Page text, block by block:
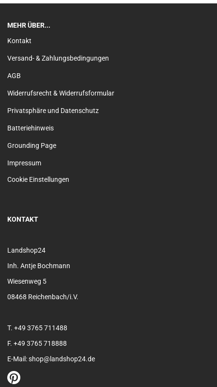
MEHR ÜBER...
Kontakt
Versand- & Zahlungsbedingungen
AGB
Widerrufsrecht & Widerrufsformular
Privatsphäre und Datenschutz
Batteriehinweis
Grounding Page
Impressum
Cookie Einstellungen
KONTAKT
Landshop24
Inh. Antje Bochmann
Wiesenweg 5
08468 Reichenbach/i.V.
T. +49 3765 711488
F. +49 3765 718888
E-Mail: shop@landshop24.de